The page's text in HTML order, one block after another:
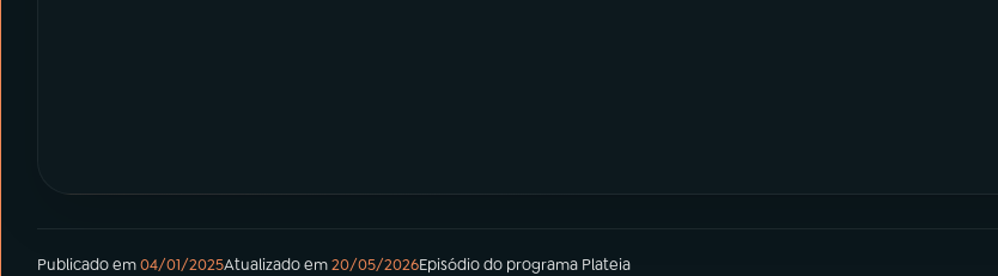
Publicado em04/01/2025Atualizado em20/05/2026Episódiodo programa Plateia